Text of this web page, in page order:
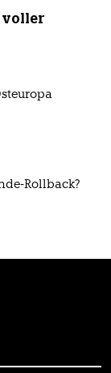
voller
Rollback?